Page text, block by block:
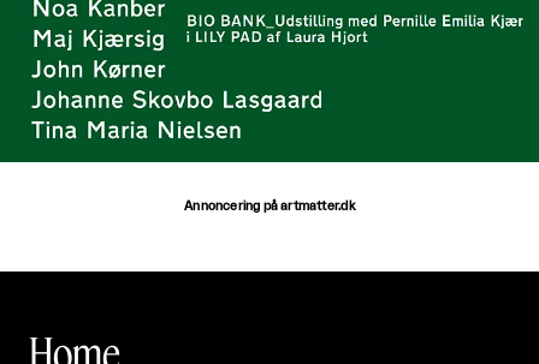
Annoncering på artmatter.dk
Home